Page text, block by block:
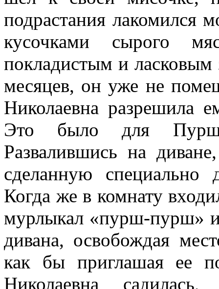
подрастания лакомился
кусочками сырого
покладистым и ласковым
месяцев, он уже не
Николаевна разрешила
Это было для Пурща
Развалившись на
сделанную специально
Когда же в комнату
мурлыкал «пурш-пурш» и
дивана, освобождая
как бы приглашая ее
Николаевна